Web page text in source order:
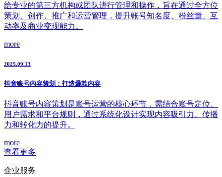
给专业的第三方机构或团队进行管理和操作，旨在通过全方位
策划、创作、推广和运营管理，提升账号知名度、粉丝量、互
动率及商业变现能力。
more
2025.09.13
抖音账号内容策划：打造爆款内容
抖音账号内容策划是账号运营的核心环节，需结合账号定位、
用户需求和平台规则，通过系统化设计实现内容吸引力、传播
力和转化力的提升。
more
查看更多
企业服务